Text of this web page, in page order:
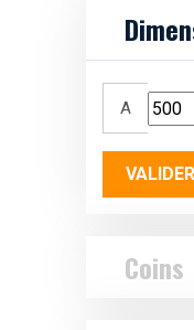
A
Coins